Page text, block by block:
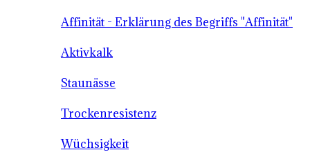
Affinität - Erklärung des Begriffs "Affinität"
Aktivkalk
Staunässe
Trockenresistenz
Wüchsigkeit